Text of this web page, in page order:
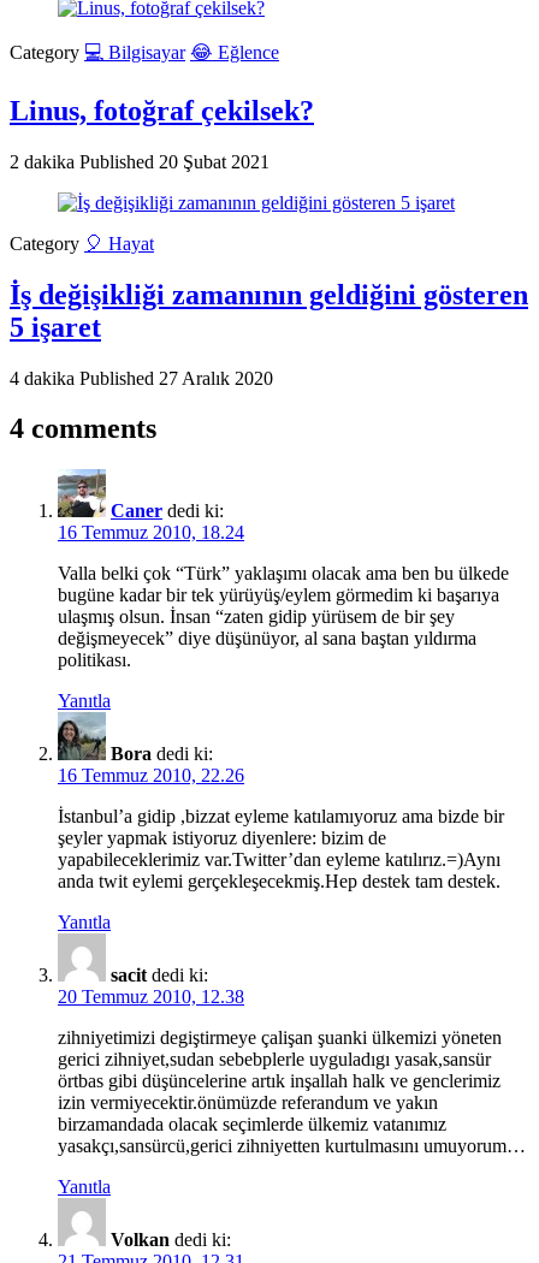
Category 💻 Bilgisayar 😂 Eğlence
Linus, fotoğraf çekilsek?
2 dakika Published 20 Şubat 2021
Category 🎈 Hayat
İş değişikliği zamanının geldiğini gösteren
5 işaret
4 dakika Published 27 Aralık 2020
4 comments
Caner dedi ki:
16 Temmuz 2010, 18.24
Valla belki çok “Türk” yaklaşımı olacak ama ben bu ülkede
bugüne kadar bir tek yürüyüş/eylem görmedim ki başarıya
ulaşmış olsun. İnsan “zaten gidip yürüsem de bir şey
değişmeyecek” diye düşünüyor, al sana baştan yıldırma
politikası.
Yanıtla
Bora dedi ki:
16 Temmuz 2010, 22.26
İstanbul’a gidip ,bizzat eyleme katılamıyoruz ama bizde bir
şeyler yapmak istiyoruz diyenlere: bizim de
yapabileceklerimiz var.Twitter’dan eyleme katılırız.=)Aynı
anda twit eylemi gerçekleşecekmiş.Hep destek tam destek.
Yanıtla
sacit dedi ki:
20 Temmuz 2010, 12.38
zihniyetimizi degiştirmeye çalişan şuanki ülkemizi yöneten
gerici zihniyet,sudan sebebplerle uyguladıgı yasak,sansür
örtbas gibi düşüncelerine artık inşallah halk ve genclerimiz
izin vermiyecektir.önümüzde referandum ve yakın
birzamandada olacak seçimlerde ülkemiz vatanımız
yasakçı,sansürcü,gerici zihniyetten kurtulmasını umuyorum…
Yanıtla
Volkan dedi ki: